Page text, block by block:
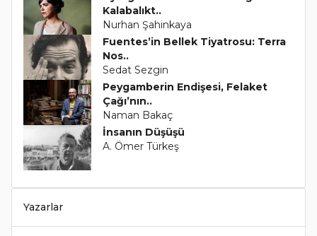
Kalabalıkt..
Nurhan Şahinkaya
Fuentes’in Bellek Tiyatrosu: Terra
Nos..
Sedat Sezgin
Peygamberin Endişesi, Felaket
Çağı’nın..
Naman Bakaç
İnsanın Düşüşü
A. Ömer Türkeş
Yazarlar